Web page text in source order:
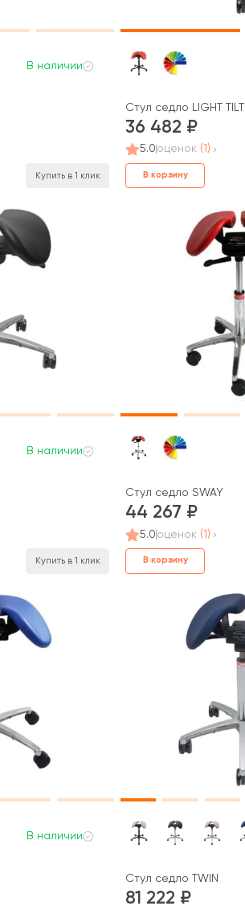
В наличии
Купить в 1 клик
Стул седло LIGHT TILT
36 482
5.0 оценок (1)
В корзину
В наличии
Купить в 1 клик
Стул седло SWAY
44 267
5.0 оценок (1)
В корзину
В наличии
Стул седло TWIN
81 222